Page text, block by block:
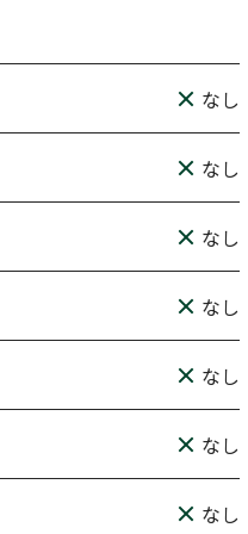
なし
なし
なし
なし
なし
なし
なし